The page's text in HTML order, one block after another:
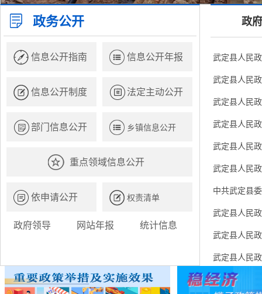
政务公开
信息公开指南 信息公开年报
信息公开制度 法定主动公开
部门信息公开 乡镇信息公开
重点领域信息公开
依申请公开 权责清单
政府领导 网站年报 统计信息
政
武定县人民
武定县人民
武定县人民
武定县人民
武定县人民
武定县人民
中共武定县
武定县人民
武定县人民
武定县人民